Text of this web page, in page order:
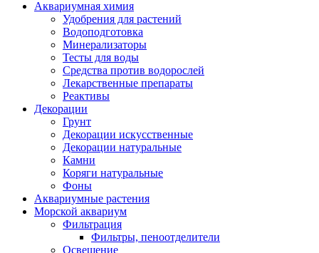
Аквариумная химия
Удобрения для растений
Водоподготовка
Минерализаторы
Тесты для воды
Средства против водорослей
Лекарственные препараты
Реактивы
Декорации
Грунт
Декорации искусственные
Декорации натуральные
Камни
Коряги натуральные
Фоны
Аквариумные растения
Морской аквариум
Фильтрация
Фильтры, пеноотделители
Освещение